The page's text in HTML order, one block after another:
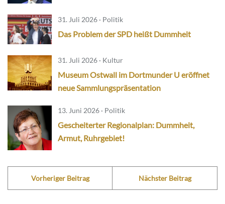
31. Juli 2026 · Politik
Das Problem der SPD heißt Dummheit
31. Juli 2026 · Kultur
Museum Ostwall im Dortmunder U eröffnet
neue Sammlungspräsentation
13. Juni 2026 · Politik
Gescheiterter Regionalplan: Dummheit,
Armut, Ruhrgebiet!
Vorheriger Beitrag Nächster Beitrag